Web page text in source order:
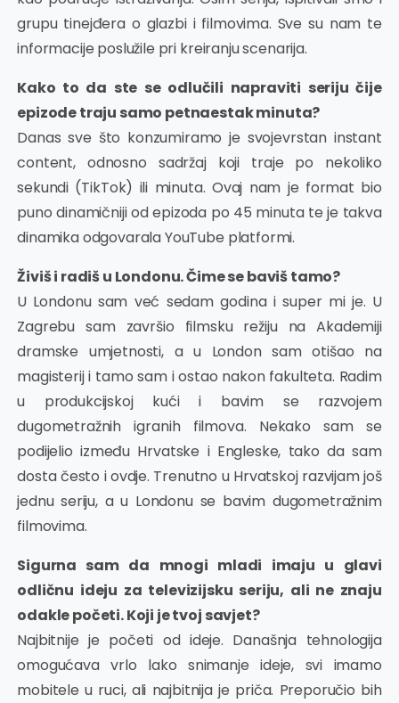
grupu tinejđera o glazbi i filmovima. Sve su nam te
informacije poslužile pri kreiranju scenarija.
Kako to da ste se odlučili napraviti seriju čije
epizode traju samo petnaestak minuta?
Danas sve što konzumiramo je svojevrstan instant
content, odnosno sadržaj koji traje po nekoliko
sekundi (TikTok) ili minuta. Ovaj nam je format bio
puno dinamičniji od epizoda po 45 minuta te je takva
dinamika odgovarala YouTube platformi.
Živiš i radiš u Londonu. Čime se baviš tamo?
U Londonu sam već sedam godina i super mi je. U
Zagrebu sam završio filmsku režiju na Akademiji
dramske umjetnosti, a u London sam otišao na
magisterij i tamo sam i ostao nakon fakulteta. Radim
u produkcijskoj kući i bavim se razvojem
dugometražnih igranih filmova. Nekako sam se
podijelio između Hrvatske i Engleske, tako da sam
dosta često i ovdje. Trenutno u Hrvatskoj razvijam još
jednu seriju, a u Londonu se bavim dugometražnim
filmovima.
Sigurna sam da mnogi mladi imaju u glavi
odličnu ideju za televizijsku seriju, ali ne znaju
odakle početi. Koji je tvoj savjet?
Najbitnije je početi od ideje. Današnja tehnologija
omogućava vrlo lako snimanje ideje, svi imamo
mobitele u ruci, ali najbitnija je priča. Preporučio bih